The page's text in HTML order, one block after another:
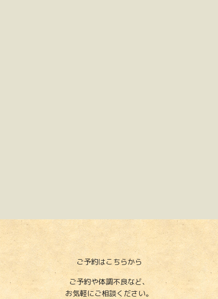
ご予約はこちらから
ご予約や体調不良など、
お気軽にご相談ください。